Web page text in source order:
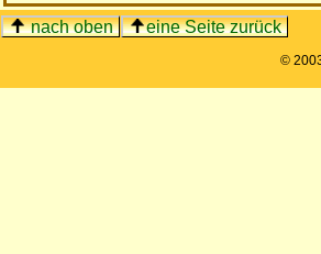
nach oben eine Seite zurück
©